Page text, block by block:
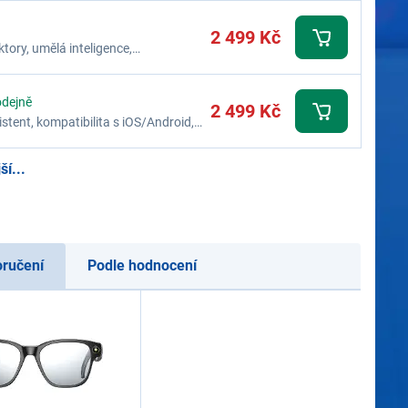
umělá inteligence,
2 499 Kč
kompatibilita s iOS/Android,
2 499 Kč
Podle hodnocení